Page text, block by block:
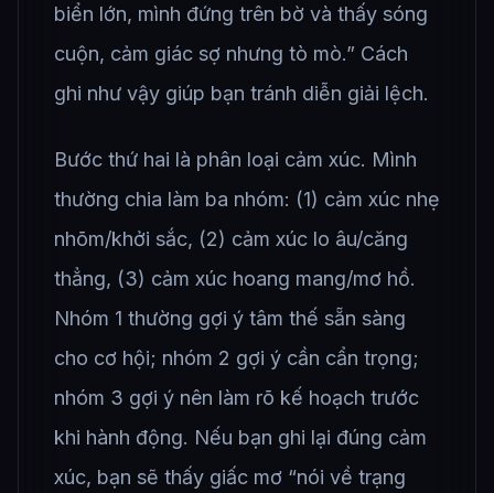
biển lớn, mình đứng trên bờ và thấy sóng
cuộn, cảm giác sợ nhưng tò mò.” Cách
ghi như vậy giúp bạn tránh diễn giải lệch.
Bước thứ hai là phân loại cảm xúc. Mình
thường chia làm ba nhóm: (1) cảm xúc nhẹ
nhõm/khởi sắc, (2) cảm xúc lo âu/căng
thẳng, (3) cảm xúc hoang mang/mơ hồ.
Nhóm 1 thường gợi ý tâm thế sẵn sàng
cho cơ hội; nhóm 2 gợi ý cần cẩn trọng;
nhóm 3 gợi ý nên làm rõ kế hoạch trước
khi hành động. Nếu bạn ghi lại đúng cảm
xúc, bạn sẽ thấy giấc mơ “nói về trạng